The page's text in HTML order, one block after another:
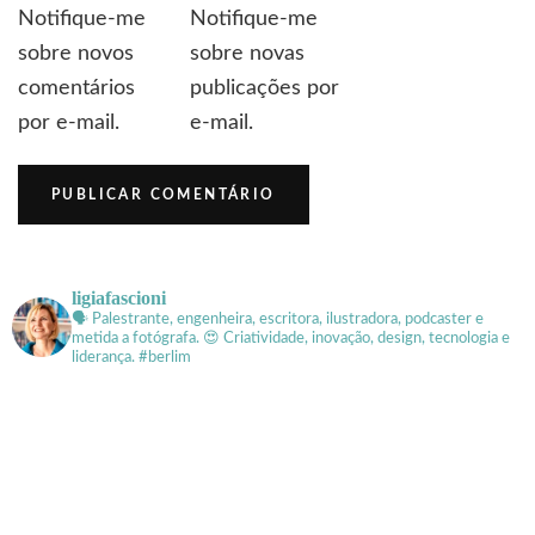
Notifique-me
sobre novos
comentários
por e-mail.
Notifique-me
sobre novas
publicações por
e-mail.
ligiafascioni
🗣 Palestrante, engenheira, escritora, ilustradora, podcaster e
metida a fotógrafa. 😍 Criatividade, inovação, design, tecnologia e
liderança. #berlim